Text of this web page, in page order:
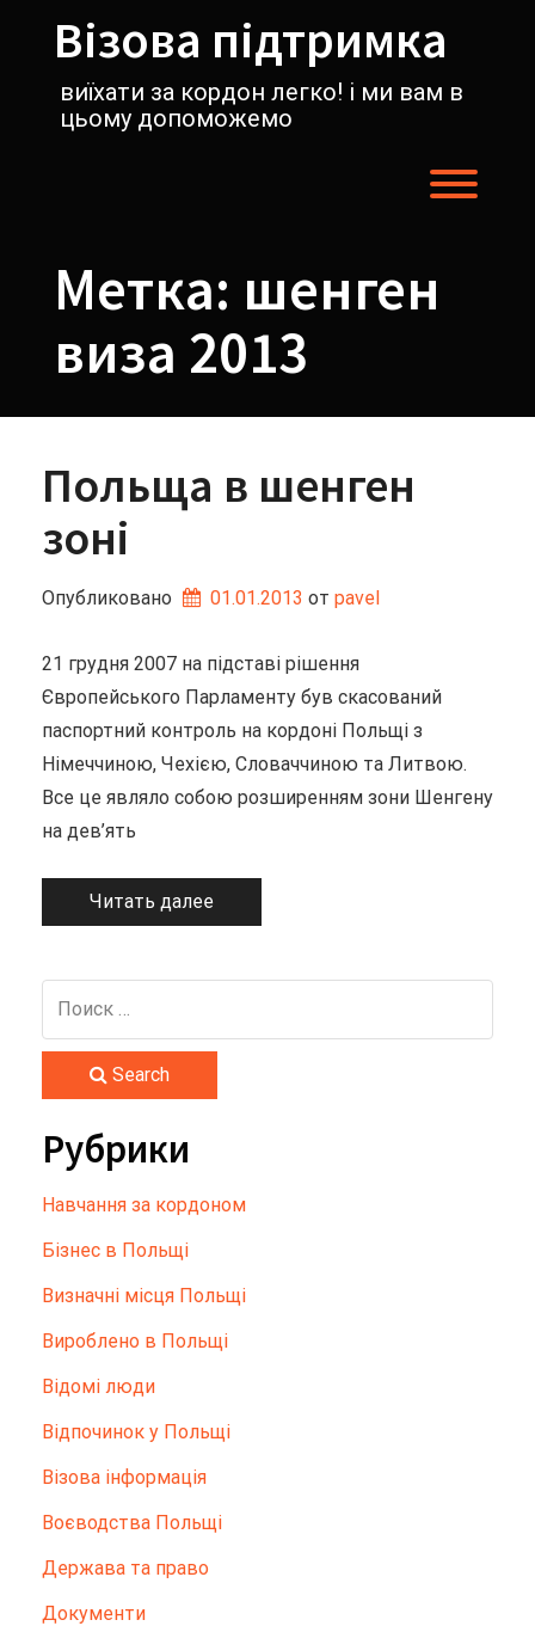
содержимомуВізова підтримка
виїхати за кордон легко! і ми вам в
цьому допоможемо
Метка: шенген
виза 2013
Польща в шенген
зоні
Опубликовано 01.01.2013 от pavel
21 грудня 2007 на підставі рішення
Європейського Парламенту був скасований
паспортний контроль на кордоні Польщі з
Німеччиною, Чехією, Словаччиною та Литвою.
Все це являло собою розширенням зони Шенгену
на дев’ять
Читать далее
Search
Рубрики
Hавчання за кордоном
Бізнес в Польщі
Визначні місця Польщі
Вироблено в Польщі
Відомі люди
Відпочинок у Польщі
Візова інформація
Воєводства Польщі
Держава та право
Документи